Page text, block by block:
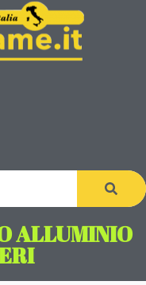
ALLUMINIO